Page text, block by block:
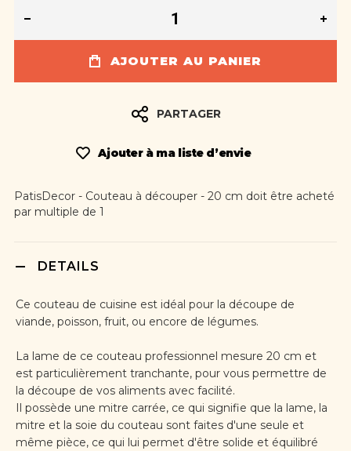
AJOUTER AU PANIER
PARTAGER
Ajouter à ma liste d’envie
PatisDecor - Couteau à découper - 20 cm doit être acheté
par multiple de 1
DETAILS
Ce couteau de cuisine est idéal pour la découpe de
viande, poisson, fruit, ou encore de légumes.
La lame de ce couteau professionnel mesure 20 cm et
est particulièrement tranchante, pour vous permettre de
la découpe de vos aliments avec facilité.
Il possède une mitre carrée, ce qui signifie que la lame, la
mitre et la soie du couteau sont faites d'une seule et
même pièce, ce qui lui permet d'être solide et équilibré